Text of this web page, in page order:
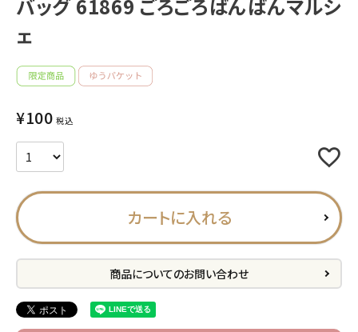
お知らせ
よくあるご質問
プライバシーポリシー
お問い合わせ
ACCOUNT MENU
meeting_room ログイン person 会員登録
バッグ 61869 ごろごろばんばんマルシ
ェ
¥100 税込
カートに入れる
商品についてのお問い合わせ